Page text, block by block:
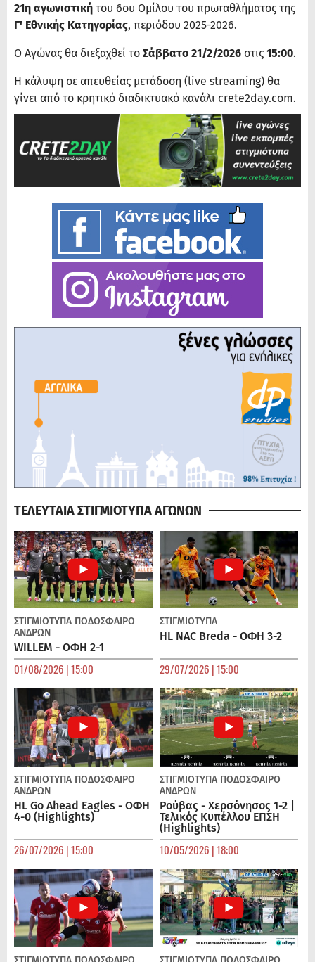
21η αγωνιστική του 6ου Ομίλου του πρωταθλήματος της
Γ' Εθνικής Κατηγορίας, περιόδου 2025-2026.
Ο Αγώνας θα διεξαχθεί το Σάββατο 21/2/2026 στις 15:00.
Η κάλυψη σε απευθείας μετάδοση (live streaming) θα
γίνει από το κρητικό διαδικτυακό κανάλι crete2day.com.
ΤΕΛΕΥΤΑΙΑ ΣΤΙΓΜΙΟΤΥΠΑ ΑΓΩΝΩΝ
ΣΤΙΓΜΙΟΤΥΠΑ ΠΟΔΌΣΦΑΙΡΟ
ΑΝΔΡΏΝ
WILLEM - ΟΦΗ 2-1
01/08/2026 | 15:00
ΣΤΙΓΜΙΟΤΥΠΑ
HL NAC Breda - ΟΦΗ 3-2
29/07/2026 | 15:00
ΣΤΙΓΜΙΟΤΥΠΑ ΠΟΔΌΣΦΑΙΡΟ
ΑΝΔΡΏΝ
HL Go Ahead Eagles - ΟΦΗ
4-0 (Highlights)
26/07/2026 | 15:00
ΣΤΙΓΜΙΟΤΥΠΑ ΠΟΔΌΣΦΑΙΡΟ
ΑΝΔΡΏΝ
Ρούβας - Χερσόνησος 1-2 |
Τελικός Κυπέλλου ΕΠΣΗ
(Highlights)
10/05/2026 | 18:00